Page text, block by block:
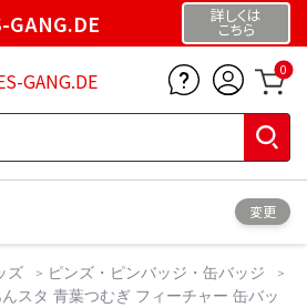
GANG.DE 詳しくは
こちら
GANG.DE 0
変更
ズ
ピンズ・ピンバッジ・缶バッジ
スタ 青葉つむぎ フィーチャー 缶バッ